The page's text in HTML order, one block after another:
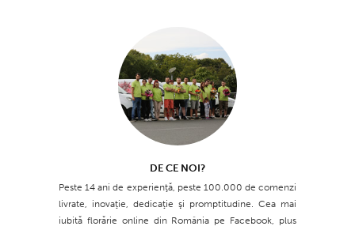
DE CE NOI?
Peste 14 ani de experienţă, peste 100.000 de comenzi
livrate, inovaţie, dedicaţie şi promptitudine. Cea mai
iubită florărie online din România pe Facebook, plus